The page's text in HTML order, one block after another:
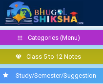
Categories (Menu)
Class 5 to 12 Notes
Study/Semester/Suggestion